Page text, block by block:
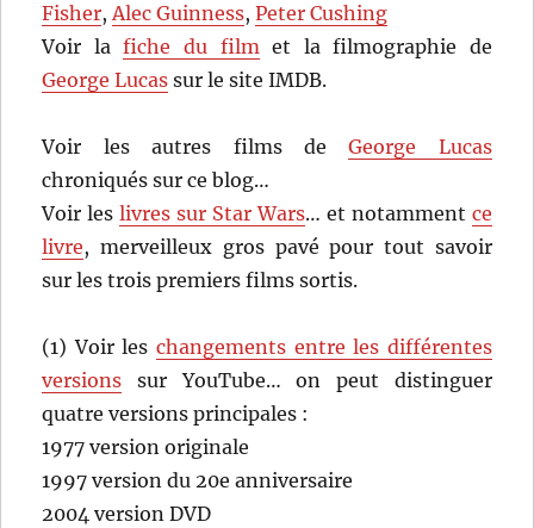
Fisher,Alec Guinness,Peter Cushing
Voir lafiche du filmet la filmographie de
George Lucas sur le site IMDB.
Voir les autres films deGeorge Lucas
chroniqués sur ce blog…
Voir leslivres sur Star Wars… et notamment ce
livre, merveilleux gros pavé pour tout savoir
sur les trois premiers films sortis.
(1) Voir les changements entre les différentes
versions sur YouTube… on peut distinguer
quatre versions principales :
1977 version originale
1997 version du 20e anniversaire
2004 version DVD